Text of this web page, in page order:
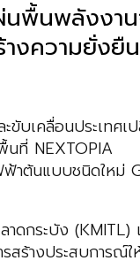
พื้นพลังงา
งความยั่งยื
ขับเคลื่อนประเท
นที่ NEXTOPIA
ต้นแบบชนิดใหม่
ดกระบัง
สร้างประสบกา